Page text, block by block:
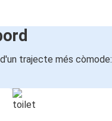
trajecte més còmode: